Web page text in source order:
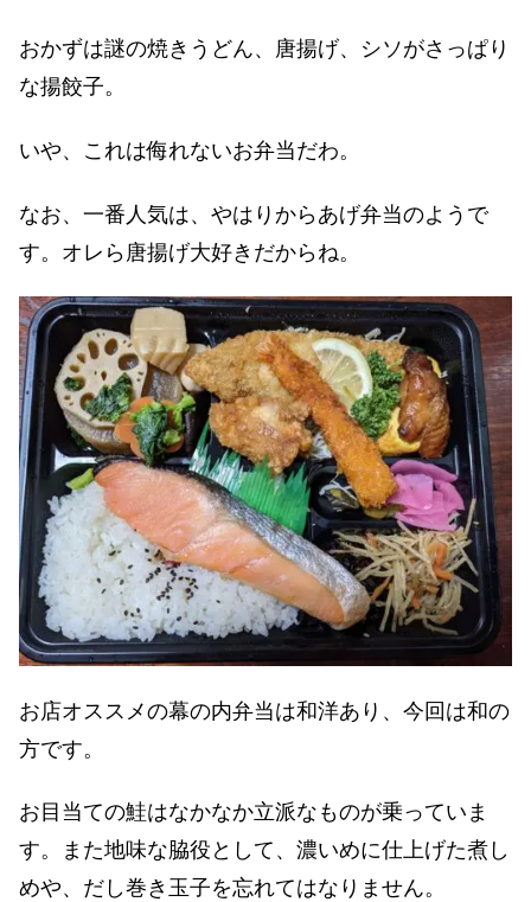
おかずは謎の焼きうどん、唐揚げ、シソがさっぱり
な揚餃子。
いや、これは侮れないお弁当だわ。
なお、一番人気は、やはりからあげ弁当のようで
す。オレら唐揚げ大好きだからね。
お店オススメの幕の内弁当は和洋あり、今回は和の
方です。
お目当ての鮭はなかなか立派なものが乗っていま
す。また地味な脇役として、濃いめに仕上げた煮し
めや、だし巻き玉子を忘れてはなりません。